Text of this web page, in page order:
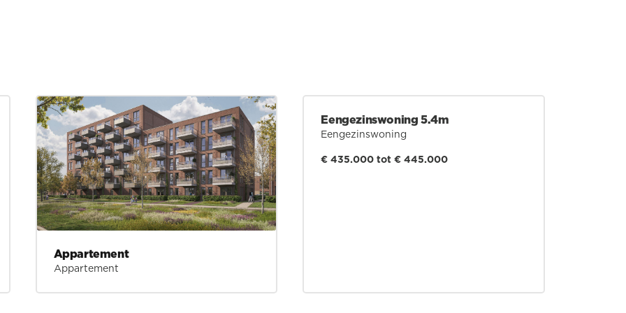
mogelijk uit het zicht, in de
komen brede stoepen en een
vriendelijke plek met een tuinstedelijk
straks wel met trots kunt zeggen
kunnen geen rechten worden
Appartement
Appartement
Eengezinswoning 5.4m
Eengezinswoning
€ 435.000 tot € 445.000